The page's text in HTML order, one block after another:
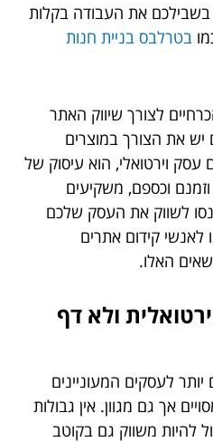
בשבילכם את העבודה בקלות
בטרלבס בניית חנות
לצורך שיווק האתר
את הצורך במוצרים
וירטואלי, הוא עיסוק של
וכספם, משקיעים
לשווק את העסק שלכם
לאנשי קידום אתרים
האלו.
ולא דף
לעסקים המעוניינים
אך גם מגוון. אין גבולות
להיות משווק גם בקוטב